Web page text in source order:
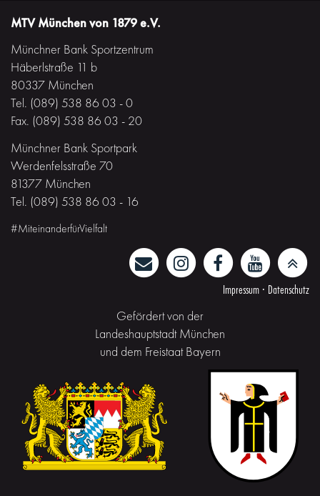
MTV München von 1879 e.V.
Münchner Bank Sportzentrum
Häberlstraße 11 b
80337 München
Tel. (089) 538 86 03 - 0
Fax. (089) 538 86 03 - 20
Münchner Bank Sportpark
Werdenfelsstraße 70
81377 München
Tel. (089) 538 86 03 - 16
#MiteinanderfürVielfalt
Impressum · Datenschutz
Gefördert von der
Landeshauptstadt München
und dem Freistaat Bayern